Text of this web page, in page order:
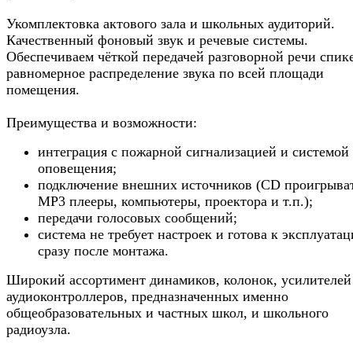
Укомплектовка актового зала и школьных аудиторий.
Качественный фоновый звук и речевые системы.
Обеспечиваем чёткой передачей разговорной речи
равномерное распределение звука по всей площади
помещения.
Преимущества и возможности:
интеграция с пожарной сигнализацией и системой
оповещения;
подключение внешних источников (CD
MP3 плееры, компьютеры, проектора и т.п.);
передачи голосовых сообщений;
система не требует настроек и готова к
сразу после монтажа.
Широкий ассортимент динамиков, колонок,
аудиоконтроллеров, предназначенных именно
общеобразовательных и частных школ, и школьного
радиоузла.